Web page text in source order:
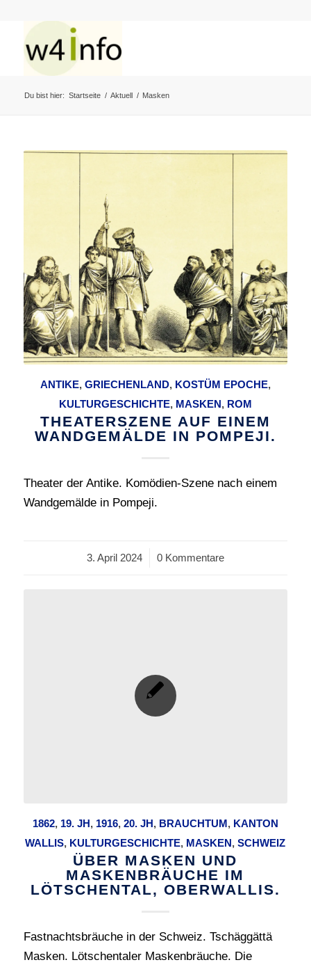
Du bist hier: Startseite / Aktuell / Masken
ANTIKE, GRIECHENLAND, KOSTÜM EPOCHE,
KULTURGESCHICHTE, MASKEN, ROM
THEATERSZENE AUF EINEM
WANDGEMÄLDE IN POMPEJI.
Theater der Antike. Komödien-Szene nach einem
Wandgemälde in Pompeji.
3. April 2024
/ 0 Kommentare
1862, 19. JH, 1916, 20. JH, BRAUCHTUM, KANTON
WALLIS, KULTURGESCHICHTE, MASKEN,SCHWEIZ
ÜBER MASKEN UND
MASKENBRÄUCHE IM
LÖTSCHENTAL, OBERWALLIS.
Fastnachtsbräuche in der Schweiz. Tschäggättä
Masken. Lötschentaler Maskenbräuche. Die